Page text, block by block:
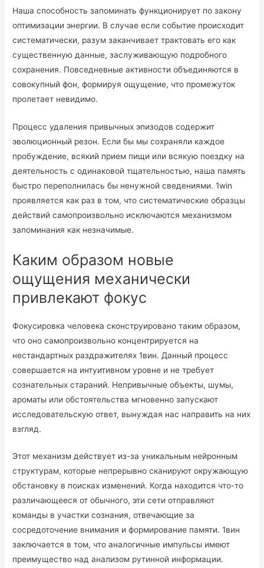
Наша способность запоминать функционирует по закону
оптимизации энергии. В случае если событие происходит
систематически, разум заканчивает трактовать его как
существенную данные, заслуживающую подробного
сохранения. Повседневные активности объединяются в
совокупный фон, формируя ощущение, что промежуток
пролетает невидимо.
Процесс удаления привычных эпизодов содержит
эволюционный резон. Если бы мы сохраняли каждое
пробуждение, всякий прием пищи или всякую поездку на
деятельность с одинаковой тщательностью, наша память
быстро переполнилась бы ненужной сведениями. 1win
проявляется как раз в том, что систематические образцы
действий самопроизвольно исключаются механизмом
запоминания как незначимые.
Каким образом новые
ощущения механически
привлекают фокус
Фокусировка человека сконструировано таким образом,
что оно самопроизвольно концентрируется на
нестандартных раздражителях 1вин. Данный процесс
совершается на интуитивном уровне и не требует
сознательных стараний. Непривычные объекты, шумы,
ароматы или обстоятельства мгновенно запускают
исследовательскую ответ, вынуждая нас направить на них
взгляд.
Этот механизм действует из-за уникальным нейронным
структурам, которые непрерывно сканируют окружающую
обстановку в поисках изменений. Когда находится что-то
различающееся от обычного, эти сети отправляют
команды в участки сознания, отвечающие за
сосредоточение внимания и формирование памяти. 1вин
заключается в том, что аналогичные импульсы имеют
преимущество над анализом рутинной информации.